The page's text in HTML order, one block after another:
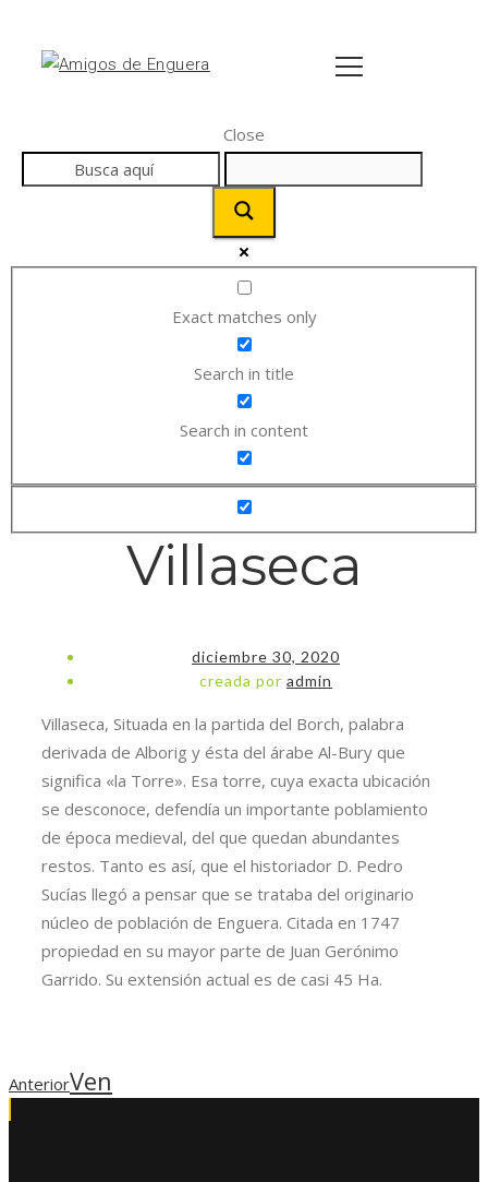
Close
Exact matches only
Search in title
Search in content
Villaseca
diciembre 30, 2020
creada por admin
Villaseca, Situada en la partida del Borch, palabra
derivada de Alborig y ésta del árabe Al-Bury que
significa «la Torre». Esa torre, cuya exacta ubicación
se desconoce, defendía un importante poblamiento
de época medieval, del que quedan abundantes
restos. Tanto es así, que el historiador D. Pedro
Sucías llegó a pensar que se trataba del originario
núcleo de población de Enguera. Citada en 1747
propiedad en su mayor parte de Juan Gerónimo
Garrido. Su extensión actual es de casi 45 Ha.
AnteriorVen